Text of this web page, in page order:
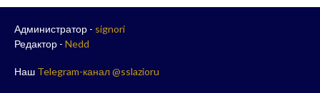
Администратор - signori
Редактор - Nedd
Наш Telegram-канал @sslazioru